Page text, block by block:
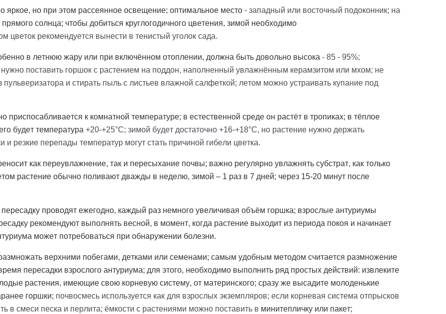
яркое, но при этом рассеянное освещение; оптимальное место - западный или восточный подоконник; на
прямого солнца; чтобы добиться круглогодичного цветения, зимой необходимо
цветок рекомендуется вынести в тенистый уголок сада.
в летнюю жару или при включённом отоплении, должна быть довольно высока - 85 - 95%;
нужно поставить горшок с растением на поддон, наполненный увлажнённым керамзитом или мхом; не
и стирать пыль с листьев влажной салфеткой; летом можно устраивать купание под
приспосабливается к комнатной температуре; в естественной среде он растёт в тропиках; в тёплое
будет температура +20-+25°C; зимой будет достаточно +16-+18°C, но растение нужно держать
и резкие перепады температур могут стать причиной гибели цветка.
как переувлажнение, так и пересыхание почвы; важно регулярно увлажнять субстрат, как только
растение обычно поливают дважды в неделю, зимой – 1 раз в 7 дней; через 15-20 минут после
проводят ежегодно, каждый раз немного увеличивая объём горшка; взрослые антуриумы
рекомендуют выполнять весной, в момент, когда растение выходит из периода покоя и начинает
может потребоваться при обнаружении болезни.
верхними побегами, детками или семенами; самым удобным методом считается размножение
пересадки взрослого антуриума; для этого, необходимо выполнить ряд простых действий: извлеките
растения, имеющие свою корневую систему, от материнского; сразу же высадите молоденькие
горшки; почвосмесь используется как для взрослых экземпляров; если корневая система отпрысков
в смеси песка и перлита; ёмкости с растениями можно поставить в минитепличку или пакет;